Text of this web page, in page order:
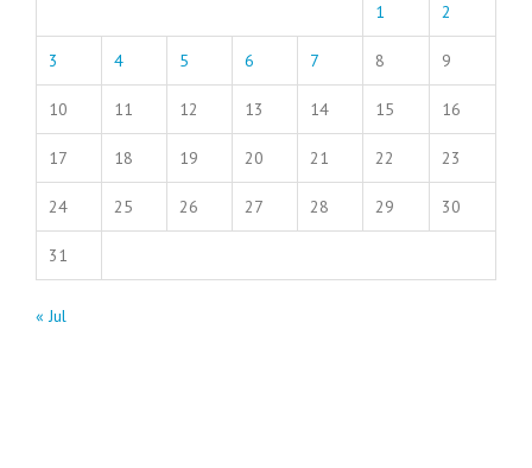
1 2
3 4 5 6 7 8 9
10 11 12 13 14 15 16
17 18 19 20 21 22 23
24 25 26 27 28 29 30
31
« Jul